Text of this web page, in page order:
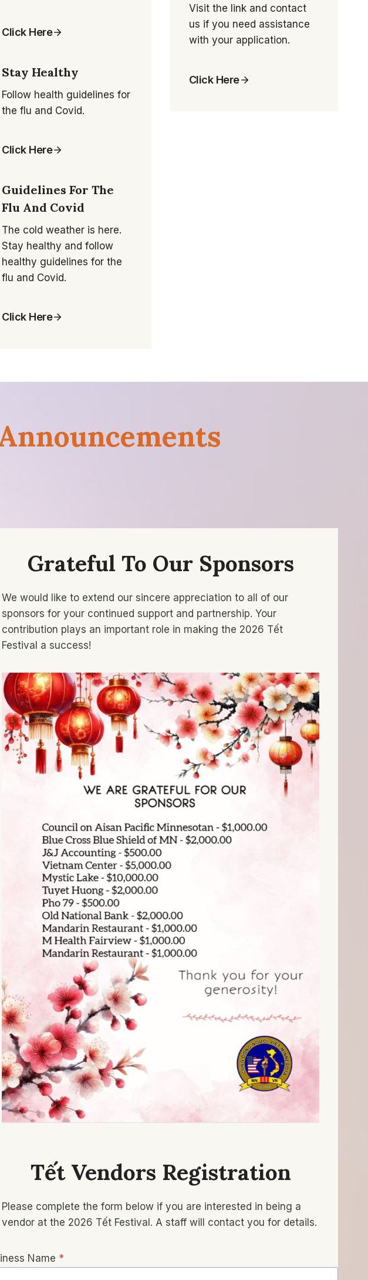
Click Here
Stay Healthy
Follow health guidelines for
the flu and Covid.
Click Here
Guidelines For The
Flu And Covid
The cold weather is here.
Stay healthy and follow
healthy guidelines for the
flu and Covid.
Click Here
Visit the link and contact
us if you need assistance
with your application.
Click Here
Grateful To Our Sponsors
We would like to extend our sincere appreciation to all of our
sponsors for your continued support and partnership. Your
contribution plays an important role in making the 2026 Tết
Festival a success!
Tết Vendors Registration
Please complete the form below if you are interested in being a
vendor at the 2026 Tết Festival. A staff will contact you for details.
Name *